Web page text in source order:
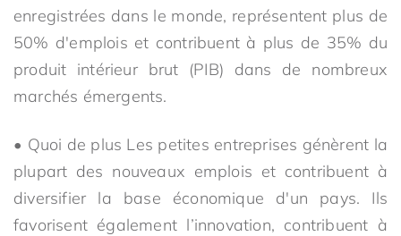
enregistrées dans le monde, représentent plus de
50% d'emplois et contribuent à plus de 35% du
produit intérieur brut (PIB) dans de nombreux
marchés émergents.
• Quoi de plus Les petites entreprises génèrent la
plupart des nouveaux emplois et contribuent à
diversifier la base économique d'un pays. Ils
favorisent également l’innovation, contribuent à